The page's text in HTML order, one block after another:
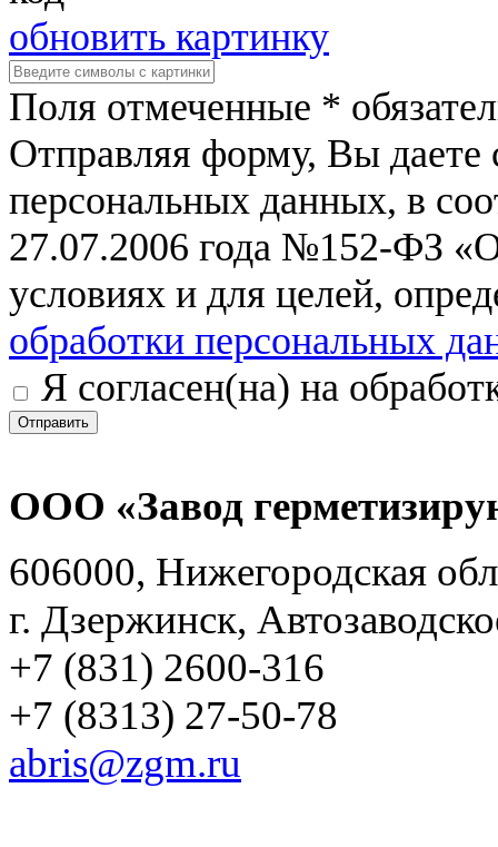
обновить картинку
Поля отмеченные *
Отправляя форму, Вы даете
персональных данных, в
27.07.2006 года №152-ФЗ
условиях и для целей,
обработки персональных
Я согласен(на) на
Отправить
ООО «Завод
606000, Нижегородская
г. Дзержинск,
+7 (831) 2600-316
+7 (8313) 27-50-78
abris@zgm.ru